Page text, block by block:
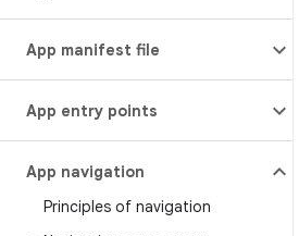
App manifest file
App entry points
App navigation
Principles of navigation